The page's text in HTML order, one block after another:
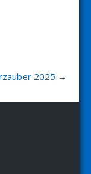
2025 →